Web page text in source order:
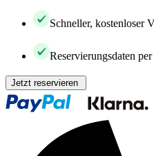
Schneller, kostenloser
Reservierungsdaten
Jetzt reservieren